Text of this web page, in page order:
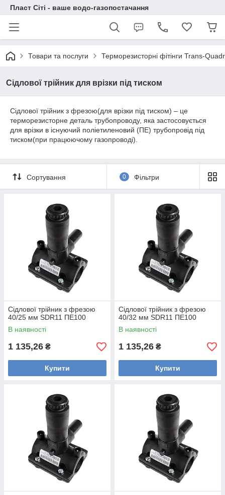
Пласт Сіті - ваше водо-газопостачання
Товари та послуги Терморезисторні фітінги Trans-
Сідлової трійник для врізки під тиском
Сідлової трійник з фрезою(для врізки під тиском) – це
терморезисторне деталь трубопроводу, яка застосовується
для врізки в існуючий поліетиленовий (ПЕ) трубопровід під
тиском(при працюючому газопроводі).
Сортування 0 Фільтри
Сідлової трійник з фрезою
40/25 мм SDR11 ПЕ100
В наявності
1 135,26 ₴
Купити
Сідлової трійник з фрезою
40/32 мм SDR11 ПЕ100
В наявності
1 135,26 ₴
Купити